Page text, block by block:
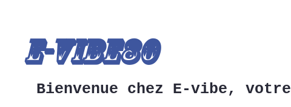
E-Vibe80
Bienvenue chez E-vibe, votre